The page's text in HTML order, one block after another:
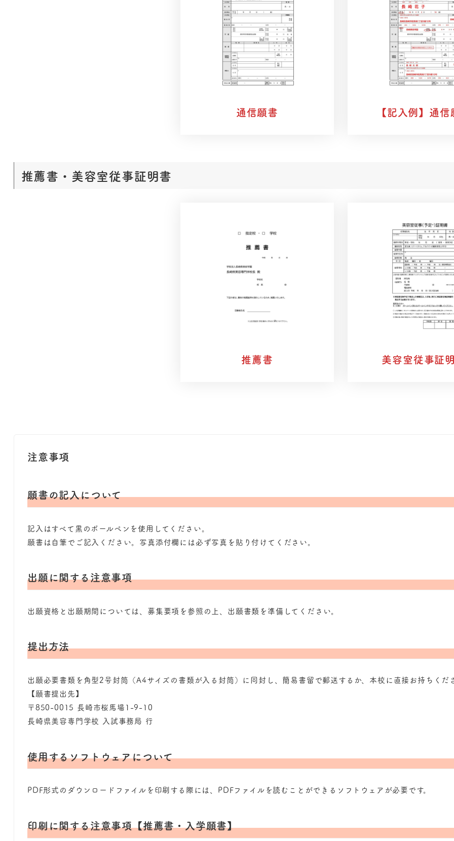
通信願書 【記入例】 通信
推薦書・美容室従事証明書
推薦書 美容室従事証
注意事項
願書の記入について
記入はすべて黒のボールペンを使用してください。
願書は自筆でご記入ください。写真添付欄には必ず写真を貼り付けてください。
出願に関する注意事項
出願資格と出願期間については、募集要項を参照の上、出願書類を準備してください。
提出方法
出願必要書類を角型2号封筒（A4サイズの書類が入る封筒）に同封し、簡易書留で郵送するか、本校に直接お持ちくだ
【願書提出先】
〒850-0015 長崎市桜馬場1-9-10
長崎県美容専門学校 入試事務局 行
使用するソフトウェアについて
PDF形式のダウンロードファイルを印刷する際には、PDFファイルを読むことができるソフトウェアが必要です。
印刷に関する注意事項【推薦書・入学願書】